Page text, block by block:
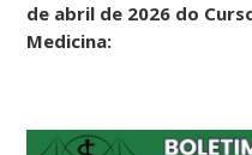
de abril de 2026 do
Medicina: